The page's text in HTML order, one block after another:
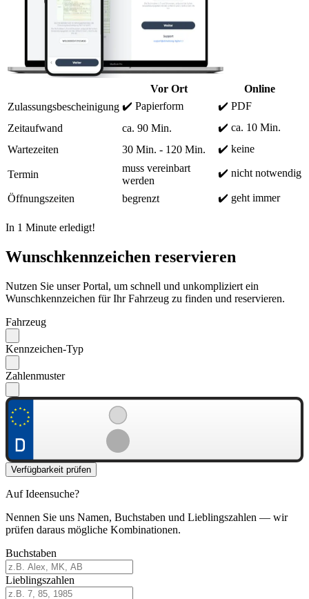
Vor Ort
Online
Zulassungsbescheinigung ✔️ Papierform
✔️ PDF
Zeitaufwand
ca. 90 Min.
✔️ ca. 10 Min.
Wartezeiten
30 Min. - 120 Min. ✔️ keine
Termin
muss vereinbart
werden
✔️ nicht notwendig
Öffnungszeiten begrenzt ✔️ geht immer
In 1 Minute erledigt!
Wunschkennzeichen reservieren
Nutzen Sie unser Portal, um schnell und unkompliziert ein
Wunschkennzeichen für Ihr Fahrzeug zu finden und reservieren.
Fahrzeug
Kennzeichen-Typ
Zahlenmuster
Verfügbarkeit prüfen
Auf Ideensuche?
Nennen Sie uns Namen, Buchstaben und Lieblingszahlen — wir
prüfen daraus mögliche Kombinationen.
Buchstaben
Lieblingszahlen